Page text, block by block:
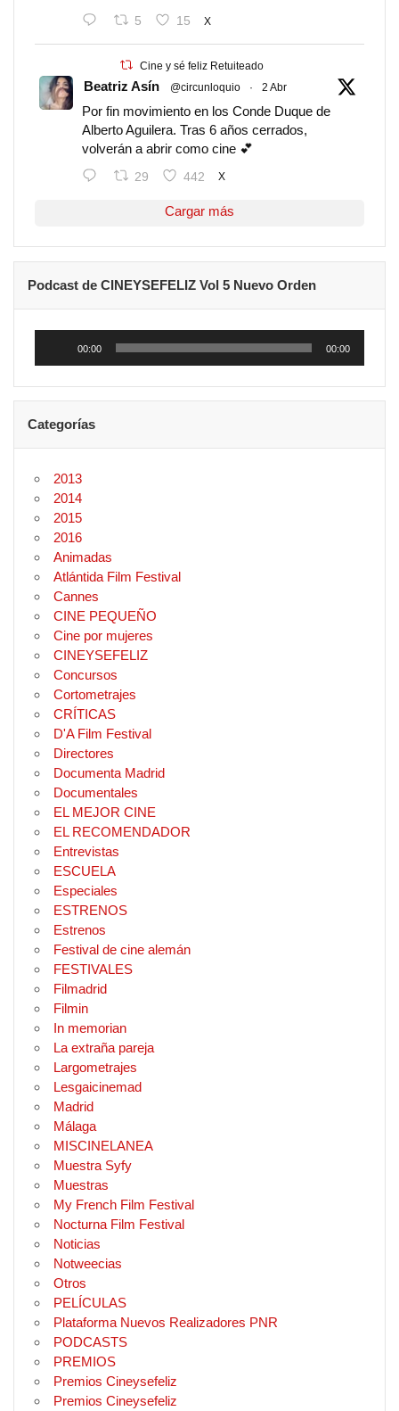
5 15 X
Cine y sé feliz Retuiteado
Beatriz Asín @circunloquio · 2 Abr
Por fin movimiento en los Conde Duque de
Alberto Aguilera. Tras 6 años cerrados,
volverán a abrir como cine 💕
29 442 X
Cargar más
Podcast de CINEYSEFELIZ Vol 5 Nuevo Orden
audio
00:00 00:00
Categorías
2013
2014
2015
2016
Animadas
Atlántida Film Festival
Cannes
CINE PEQUEÑO
Cine por mujeres
CINEYSEFELIZ
Concursos
Cortometrajes
CRÍTICAS
D'A Film Festival
Directores
Documenta Madrid
Documentales
EL MEJOR CINE
EL RECOMENDADOR
Entrevistas
ESCUELA
Especiales
ESTRENOS
Estrenos
Festival de cine alemán
FESTIVALES
Filmadrid
Filmin
In memorian
La extraña pareja
Largometrajes
Lesgaicinemad
Madrid
Málaga
MISCINELANEA
Muestra Syfy
Muestras
My French Film Festival
Nocturna Film Festival
Noticias
Notweecias
Otros
PELÍCULAS
Plataforma Nuevos Realizadores PNR
PODCASTS
PREMIOS
Premios Cineysefeliz
Premios Cineysefeliz